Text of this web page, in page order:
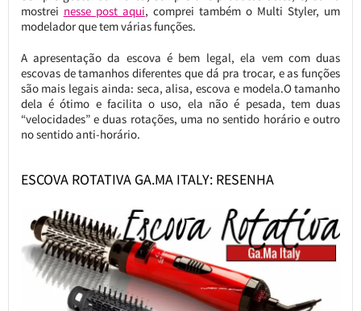
mostrei nesse post aqui, comprei também o Multi Styler, um
modelador que tem várias funções.
A apresentação da escova é bem legal, ela vem com duas
escovas de tamanhos diferentes que dá pra trocar, e as funções
são mais legais ainda: seca, alisa, escova e modela.O tamanho
dela é ótimo e facilita o uso, ela não é pesada, tem duas
“velocidades” e duas rotações, uma no sentido horário e outro
no sentido anti-horário.
ESCOVA ROTATIVA GA.MA ITALY: RESENHA